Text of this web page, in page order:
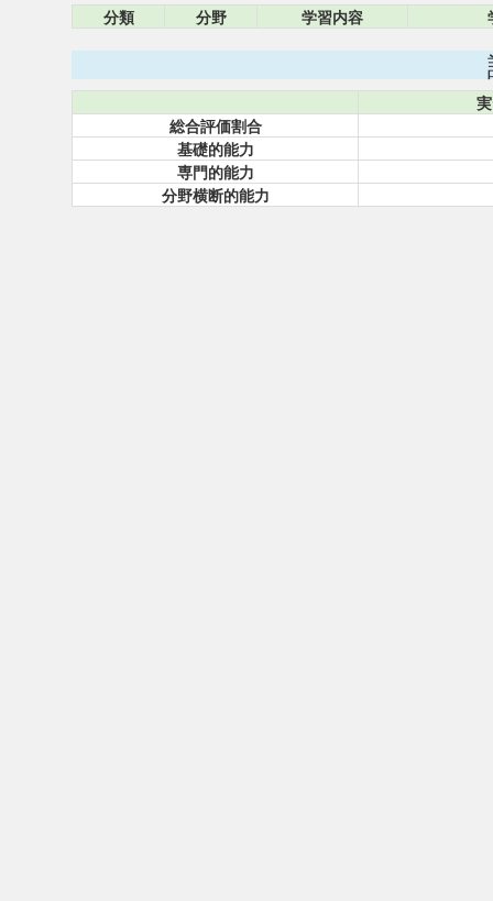
分類 分野 学習内容
総合評価割合
基礎的能力
専門的能力
分野横断的能力